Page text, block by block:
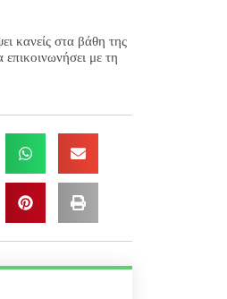
κανείς στα βάθη της
με τη